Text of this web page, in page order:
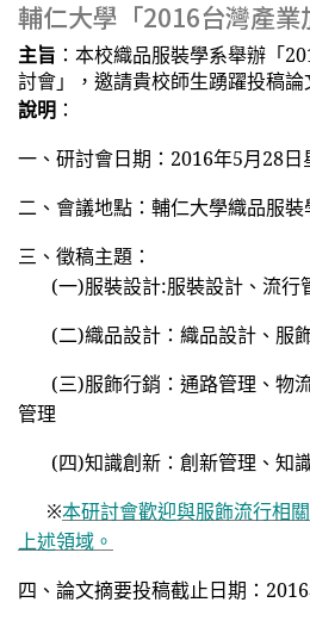
輔仁大學「2016台灣產業
主旨 ：本校織品服裝學系舉辦「
討會」，邀請貴校師生踴躍投稿論
說明 ：
一、研討會日期：2016年5月28日
二、會議地點：輔仁大學織品服
三、徵稿主題：
(一)服裝設計:服裝設計、流行
(二)織品設計：織品設計、服
(三)服飾行銷：通路管理、物
管理
(四)知識創新：創新管理、知
※本研討會歡迎與服飾流行相
上述領域。
四、論文摘要投稿截止日期：